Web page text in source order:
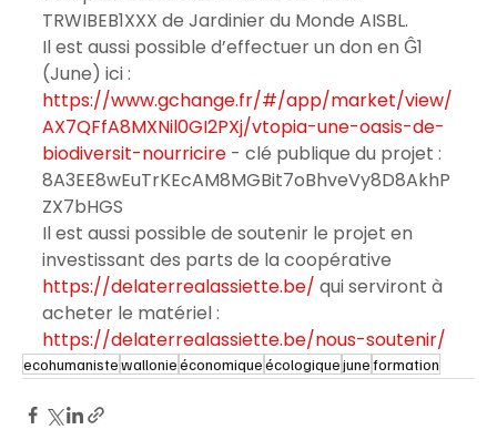
TRWIBEB1XXX de Jardinier du Monde AISBL.
Il est aussi possible d’effectuer un don en Ĝ1
(June) ici :
https://www.gchange.fr/#/app/market/view/
AX7QFfA8MXNil0GI2PXj/vtopia-une-oasis-de-
biodiversit-nourricire - clé publique du projet :
8A3EE8wEuTrKEcAM8MGBit7oBhveVy8D8AkhP
ZX7bHGS
Il est aussi possible de soutenir le projet en
investissant des parts de la coopérative
https://delaterrealassiette.be/ qui serviront à
acheter le matériel :
https://delaterrealassiette.be/nous-soutenir/
ecohumanistewallonieéconomiqueécologiquejuneformation